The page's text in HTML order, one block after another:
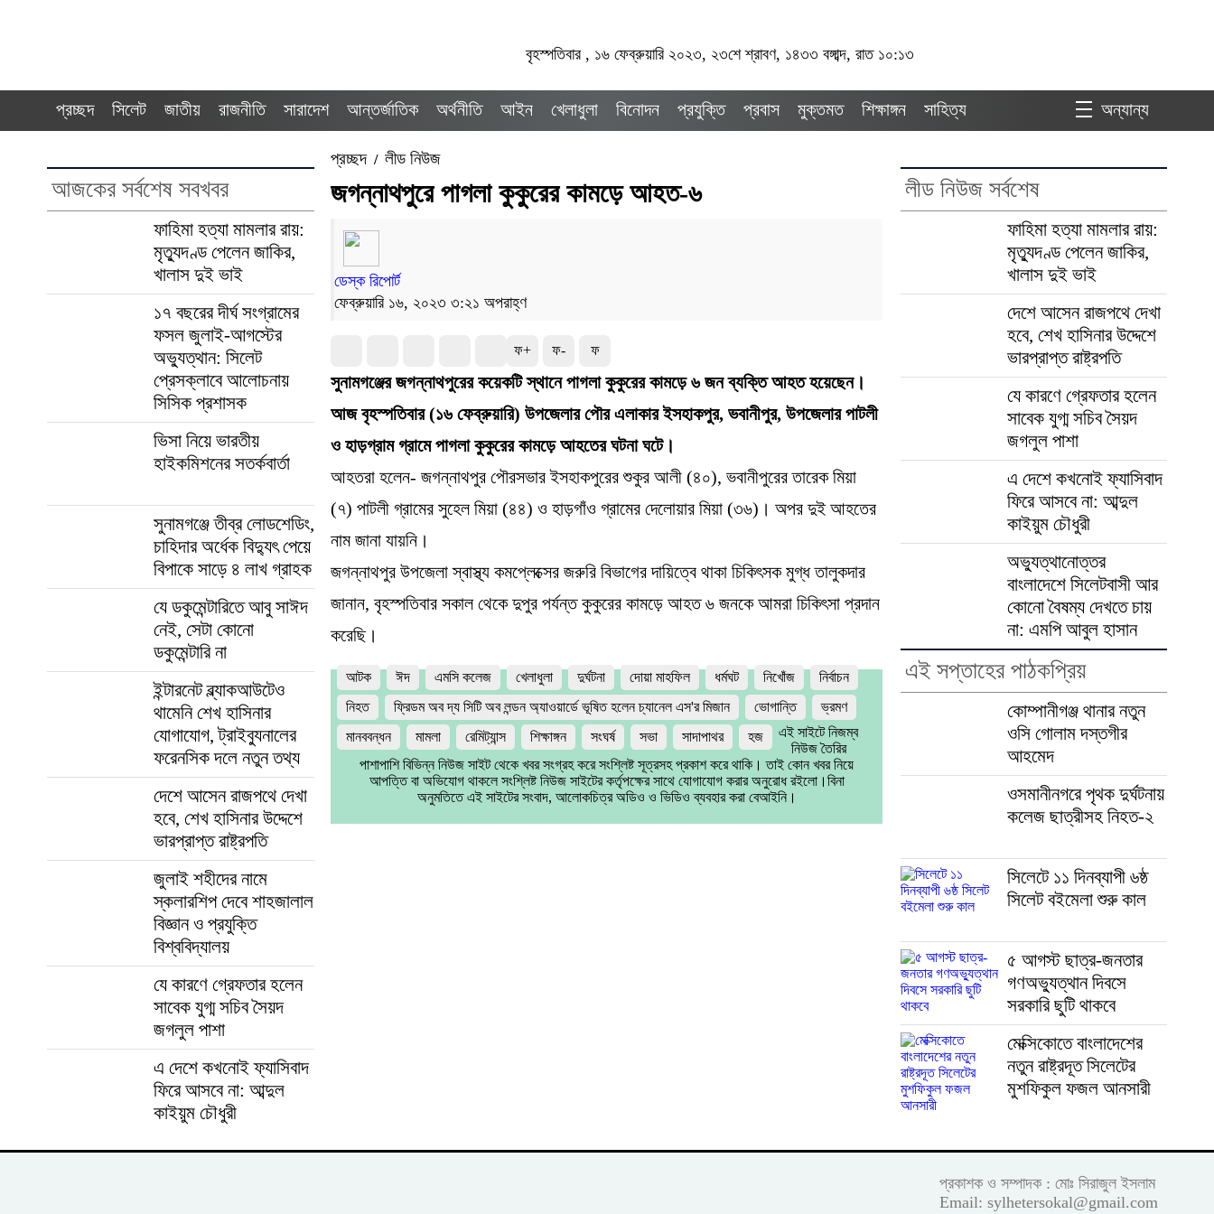
বৃহস্পতিবার , ১৬ ফেব্রুয়ারি ২০২৩, ২৩শে শ্রাবণ, ১৪৩৩ বঙ্গাব্দ, রাত ১০:১৩
প্রচ্ছদ সিলেট জাতীয় রাজনীতি সারাদেশ আন্তর্জাতিক অর্থনীতি আইন খেলাধুলা বিনোদন প্রযুক্তি প্রবাস মুক্তমত শিক্ষাঙ্গন সাহিত্য অন্যান্য
আজকের সর্বশেষ সবখবর
ফাহিমা হত্যা মামলার রায়:
মৃত্যুদণ্ড পেলেন জাকির,
খালাস দুই ভাই
১৭ বছরের দীর্ঘ সংগ্রামের
ফসল জুলাই-আগস্টের
অভ্যুত্থান: সিলেট
প্রেসক্লাবে আলোচনায়
সিসিক প্রশাসক
ভিসা নিয়ে ভারতীয়
হাইকমিশনের সতর্কবার্তা
সুনামগঞ্জে তীব্র লোডশেডিং,
চাহিদার অর্ধেক বিদ্যুৎ পেয়ে
বিপাকে সাড়ে ৪ লাখ গ্রাহক
যে ডকুমেন্টারিতে আবু সাঈদ
নেই, সেটা কোনো
ডকুমেন্টারি না
ইন্টারনেট ব্ল্যাকআউটেও
থামেনি শেখ হাসিনার
যোগাযোগ, ট্রাইব্যুনালের
ফরেনসিক দলে নতুন তথ্য
দেশে আসেন রাজপথে দেখা
হবে, শেখ হাসিনার উদ্দেশে
ভারপ্রাপ্ত রাষ্ট্রপতি
জুলাই শহীদের নামে
স্কলারশিপ দেবে শাহজালাল
বিজ্ঞান ও প্রযুক্তি
বিশ্ববিদ্যালয়
যে কারণে গ্রেফতার হলেন
সাবেক যুগ্ম সচিব সৈয়দ
জগলুল পাশা
এ দেশে কখনোই ফ্যাসিবাদ
ফিরে আসবে না: আব্দুল
কাইয়ুম চৌধুরী
প্রচ্ছদ/লীড নিউজ
জগন্নাথপুরে পাগলা কুকুরের কামড়ে আহত-৬
ডেস্ক রিপোর্ট
ফেব্রুয়ারি ১৬, ২০২৩ ৩:২১ অপরাহ্ণ
ফ+ ফ- ফ
সুনামগঞ্জের জগন্নাথপুরের কয়েকটি স্থানে পাগলা কুকুরের কামড়ে ৬ জন ব্যক্তি আহত হয়েছেন।
আজ বৃহস্পতিবার (১৬ ফেব্রুয়ারি) উপজেলার পৌর এলাকার ইসহাকপুর, ভবানীপুর, উপজেলার পাটলী
ও হাড়গ্রাম গ্রামে পাগলা কুকুরের কামড়ে আহতের ঘটনা ঘটে।
আহতরা হলেন- জগন্নাথপুর পৌরসভার ইসহাকপুরের শুকুর আলী (৪০), ভবানীপুরের তারেক মিয়া
(৭) পাটলী গ্রামের সুহেল মিয়া (৪৪) ও হাড়গাঁও গ্রামের দেলোয়ার মিয়া (৩৬)। অপর দুই আহতের
নাম জানা যায়নি।
জগন্নাথপুর উপজেলা স্বাস্থ্য কমপ্লেক্সের জরুরি বিভাগের দায়িত্বে থাকা চিকিৎসক মুগ্ধ তালুকদার
জানান, বৃহস্পতিবার সকাল থেকে দুপুর পর্যন্ত কুকুরের কামড়ে আহত ৬ জনকে আমরা চিকিৎসা প্রদান
করেছি।
আটক ঈদ এমসি কলেজ খেলাধুলা দুর্ঘটনা দোয়া মাহফিল ধর্মঘট নিখোঁজ
নির্বাচন
নিহত
ফ্রিডম অব দ্য সিটি অব লন্ডন অ্যাওয়ার্ডে ভূষিত হলেন চ্যানেল এস'র মিজান ভোগান্তি
ভ্রমণ
মানববন্ধন
মামলা রেমিট্যান্স শিক্ষাঙ্গন সংঘর্ষ সভা সাদাপাথর হজ
এই সাইটে নিজম্ব
নিউজ তৈরির
পাশাপাশি বিভিন্ন নিউজ সাইট থেকে খবর সংগ্রহ করে সংশ্লিষ্ট সূত্রসহ প্রকাশ করে থাকি। তাই কোন খবর নিয়ে
আপত্তি বা অভিযোগ থাকলে সংশ্লিষ্ট নিউজ সাইটের কর্তৃপক্ষের সাথে যোগাযোগ করার অনুরোধ রইলো।বিনা
অনুমতিতে এই সাইটের সংবাদ, আলোকচিত্র অডিও ও ভিডিও ব্যবহার করা বেআইনি।
লীড নিউজ সর্বশেষ
ফাহিমা হত্যা মামলার রায়:
মৃত্যুদণ্ড পেলেন জাকির,
খালাস দুই ভাই
দেশে আসেন রাজপথে দেখা
হবে, শেখ হাসিনার উদ্দেশে
ভারপ্রাপ্ত রাষ্ট্রপতি
যে কারণে গ্রেফতার হলেন
সাবেক যুগ্ম সচিব সৈয়দ
জগলুল পাশা
এ দেশে কখনোই ফ্যাসিবাদ
ফিরে আসবে না: আব্দুল
কাইয়ুম চৌধুরী
অভ্যুত্থানোত্তর
বাংলাদেশে সিলেটবাসী আর
কোনো বৈষম্য দেখতে চায়
না: এমপি আবুল হাসান
এই সপ্তাহের পাঠকপ্রিয়
কোম্পানীগঞ্জ থানার নতুন
ওসি গোলাম দস্তগীর
আহমেদ
ওসমানীনগরে পৃথক দুর্ঘটনায়
কলেজ ছাত্রীসহ নিহত-২
সিলেটে ১১ দিনব্যাপী ৬ষ্ঠ
সিলেট বইমেলা শুরু কাল
৫ আগস্ট ছাত্র-জনতার
গণঅভ্যুত্থান দিবসে
সরকারি ছুটি থাকবে
মেক্সিকোতে বাংলাদেশের
নতুন রাষ্ট্রদূত সিলেটের
মুশফিকুল ফজল আনসারী
প্রকাশক ও সম্পাদক : মোঃ সিরাজুল ইসলাম
Email: sylhetersokal@gmail.com